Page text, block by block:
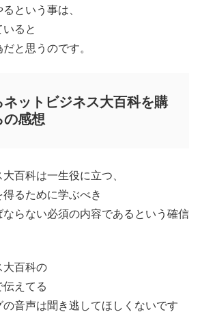
という事は、
ると
と思うのです。
ネットビジネス大百科を購
の感想
百科は一生役に立つ、
るために学ぶべき
らない必須の内容であるという確信
大百科の
えてる
音声は聞き逃してほしくないです